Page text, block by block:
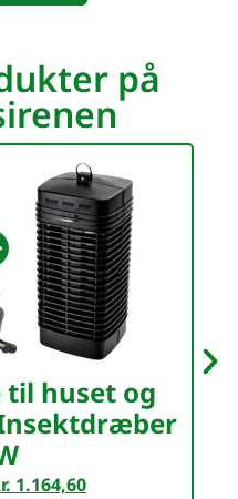
på
til huset og
1.164,60